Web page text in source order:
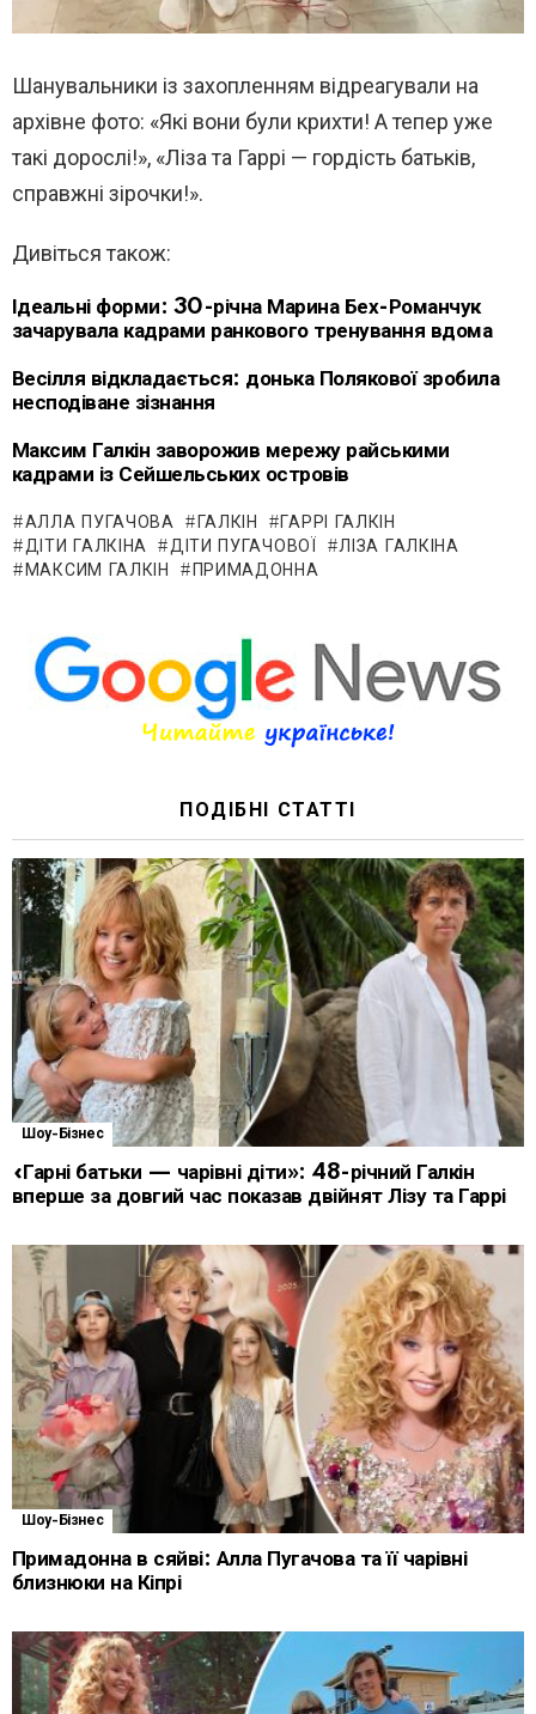
Шанувальники із захопленням відреагували на
архівне фото: «Які вони були крихти! А тепер уже
такі дорослі!», «Ліза та Гаррі — гордість батьків,
справжні зірочки!».
Дивіться також:
Ідеальні форми: 30-річна Марина Бех-Романчук
зачарувала кадрами ранкового тренування вдома
Весілля відкладається: донька Полякової зробила
несподіване зізнання
Максим Галкін заворожив мережу райськими
кадрами із Сейшельських островів
АЛЛА ПУГАЧОВА ГАЛКІН
ГАРРІ ГАЛКІН
ДІТИ ГАЛКІНА
ДІТИ ПУГАЧОВОЇ
ЛІЗА ГАЛКІНА
МАКСИМ ГАЛКІН
ПРИМАДОННА
ПОДІБНІ СТАТТІ
Шоу-Бізнес
«Гарні батьки — чарівні діти»: 48-річний Галкін
вперше за довгий час показав двійнят Лізу та Гаррі
Шоу-Бізнес
Примадонна в сяйві: Алла Пугачова та її чарівні
близнюки на Кіпрі